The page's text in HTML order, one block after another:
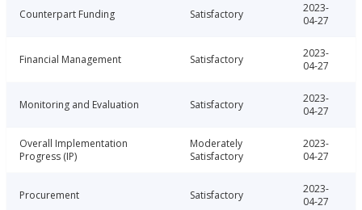
Counterpart Funding Satisfactory
2023-
04-27
Financial Management Satisfactory
2023-
04-27
Monitoring and Evaluation Satisfactory
2023-
04-27
Overall Implementation
Progress (IP)
Moderately
Satisfactory
2023-
04-27
Procurement Satisfactory
2023-
04-27